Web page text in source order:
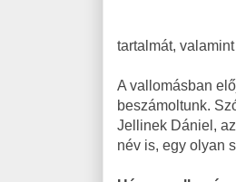
tartalmát,
A vallomásban
beszámoltunk.
Jellinek Dániel,
név is, egy olyan